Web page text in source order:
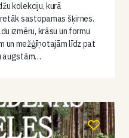
kolekciju, kurā
sastopamas šķirnes.
izmēru, krāsu un formu
un mežģīņotajām līdz pat
augstām…